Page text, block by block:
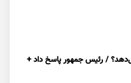
/ رئیس جمهور پاسخ داد +